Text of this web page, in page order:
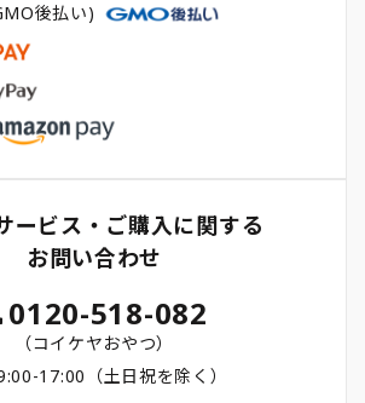
後払い)
ービス・ご購入に関する
お問い合わせ
0120-518-082
（コイケヤおやつ）
17:00（土日祝を除く）